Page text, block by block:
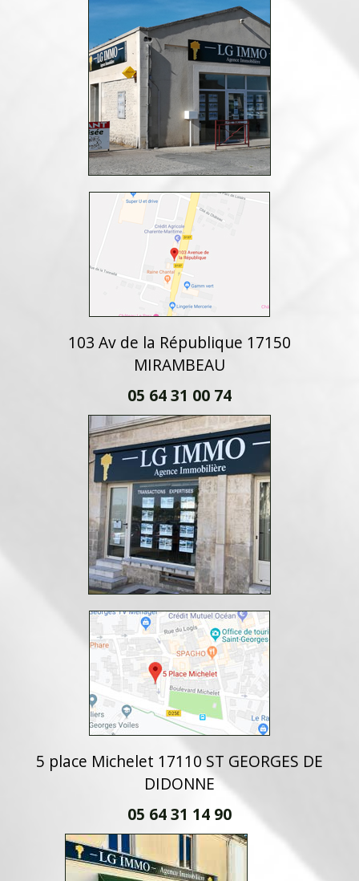
103 Av de la République 17150
MIRAMBEAU
05 64 31 00 74
5 place Michelet 17110 ST GEORGES DE
DIDONNE
05 64 31 14 90